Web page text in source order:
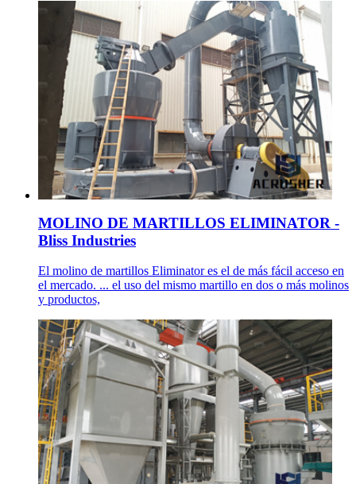
MOLINO DE MARTILLOS ELIMINATOR -
Bliss Industries
El molino de martillos Eliminator es el de más fácil acceso en
el mercado. ... el uso del mismo martillo en dos o más molinos
y productos,